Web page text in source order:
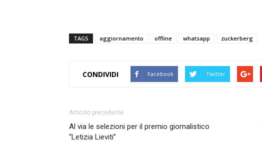
TAGS aggiornamento offline whatsapp zuckerberg
CONDIVIDI Facebook Twitter
Articolo precedente
Al via le selezioni per il premio giornalistico
“Letizia Lieviti”